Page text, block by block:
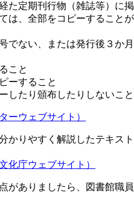
た定期刊行物（雑誌等）に掲
は、全部をコピーすることが
でない、または発行後３か月
こと
ーすること
したり頒布したりしないこと
ーウェブサイト）
かりやすく解説したテキスト
化庁ウェブサイト）
がありましたら、図書館職員